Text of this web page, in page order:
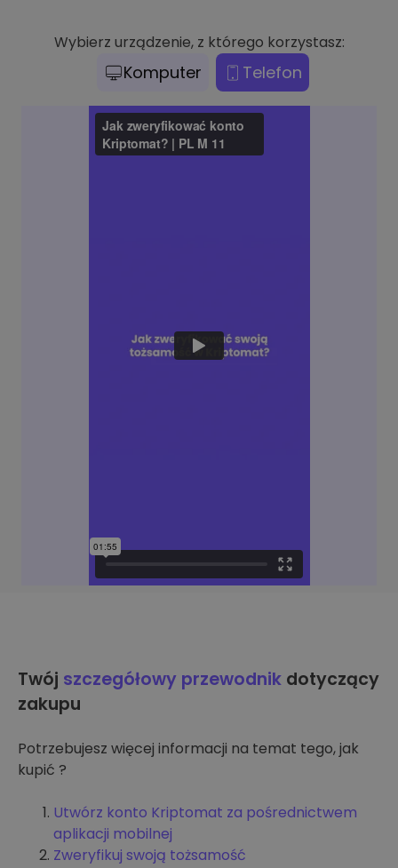
Wybierz urządzenie, z którego korzystasz:
Komputer Telefon
Twój szczegółowy przewodnik dotyczący
zakupu
Potrzebujesz więcej informacji na temat tego, jak
kupić ?
Utwórz konto Kriptomat za pośrednictwem
aplikacji mobilnej
Zweryfikuj swoją tożsamość